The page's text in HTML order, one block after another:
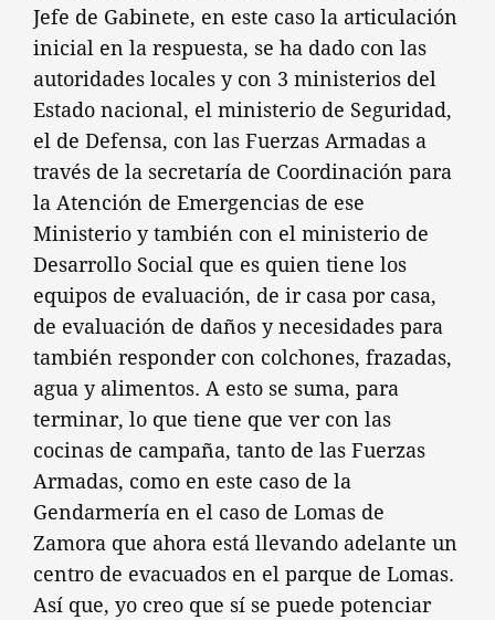
Jefe de Gabinete, en este caso la articulación
inicial en la respuesta, se ha dado con las
autoridades locales y con 3 ministerios del
Estado nacional, el ministerio de Seguridad,
el de Defensa, con las Fuerzas Armadas a
través de la secretaría de Coordinación para
la Atención de Emergencias de ese
Ministerio y también con el ministerio de
Desarrollo Social que es quien tiene los
equipos de evaluación, de ir casa por casa,
de evaluación de daños y necesidades para
también responder con colchones, frazadas,
agua y alimentos. A esto se suma, para
terminar, lo que tiene que ver con las
cocinas de campaña, tanto de las Fuerzas
Armadas, como en este caso de la
Gendarmería en el caso de Lomas de
Zamora que ahora está llevando adelante un
centro de evacuados en el parque de Lomas.
Así que, yo creo que sí se puede potenciar